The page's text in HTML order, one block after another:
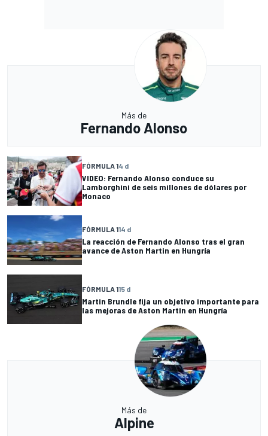
Más de
Fernando Alonso
FÓRMULA 14 d
VIDEO: Fernando Alonso conduce su
Lamborghini de seis millones de dólares por
Monaco
FÓRMULA 114 d
La reacción de Fernando Alonso tras el gran
avance de Aston Martin en Hungría
FÓRMULA 115 d
Martin Brundle fija un objetivo importante para
las mejoras de Aston Martin en Hungría
Más de
Alpine